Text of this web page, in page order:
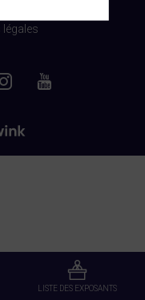
légales
LISTE DES EXPOSANTS